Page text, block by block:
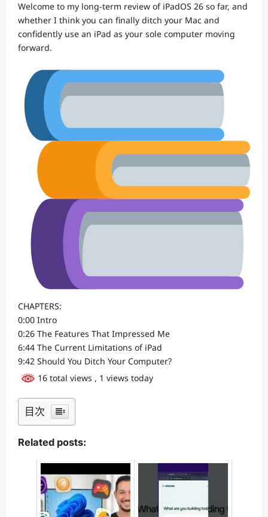
Welcome to my long-term review of iPadOS 26 so far, and
whether I think you can finally ditch your Mac and
confidently use an iPad as your sole computer moving
forward.
CHAPTERS:
0:00 Intro
0:26 The Features That Impressed Me
6:44 The Current Limitations of iPad
9:42 Should You Ditch Your Computer?
16 total views , 1 views today
目次
Related posts: